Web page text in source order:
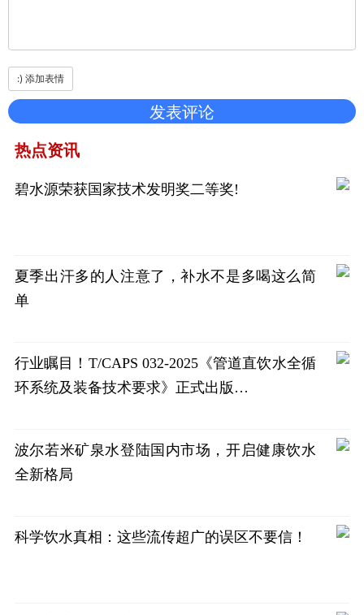
热点资讯
碧水源荣获国家技术发明奖二等奖!
夏季出汗多的人注意了，补水不是多喝这么简
单
行业瞩目！T/CAPS 032-2025《管道直饮水全循
环系统及装备技术要求》正式出版…
波尔若米矿泉水登陆国内市场，开启健康饮水
全新格局
科学饮水真相：这些流传超广的误区不要信！